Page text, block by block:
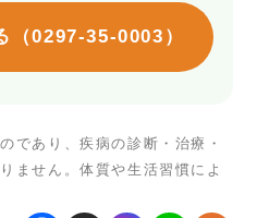
（0297-35-0003）
であり、疾病の診断・治療・
ません。体質や生活習慣によ